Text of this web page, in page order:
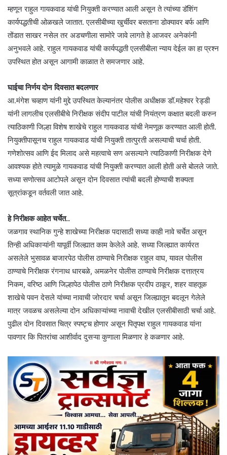
म्हणून राहुल गायकवाड यांची नियुक्ती करण्यात आली असून ते त्यांच्या डॅशिंग
कार्यपद्धतीची ओळखले जातात. एलसीबीच्या खुर्चीवर बसताना डोक्यावर बर्फ आणि
तोंडात साखर नसेल तर अडचणीला सामोरे जावे लागते हे आजवर अनेकांनी
अनुभवले आहे. राहुल गायकवाड यांची कार्यपद्धती एलसीबीला न्याय देईल का हा प्रश्न
उपस्थित होत असून आगामी काळात ते समजणार आहे.
घाईचा निर्णय दोन दिवसात बदलणार
आ.मंगेश चव्हाण यांनी मुद्दे उपस्थित केल्यानंतर पोलीस अधीक्षक डॉ.महेश्वर रेड्डी
यांनी लागलीच एलसीबीचे निरीक्षक संदीप पाटील यांची नियंत्रण कक्षात बदली करुन
त्याठिकाणी जिल्हा विशेष शाखेचे राहुल गायकवाड यांची नेमणूक करण्यात आली होती.
नियुक्तीपासूनच राहुल गायकवाड यांची नियुक्ती तात्पुरती असल्याची चर्चा होती.
गणेशोत्सव आणि ईद मिलाद असे महत्वाचे सण असल्याने त्याठिकाणी निरीक्षक देणे
आवश्यक होते त्यामुळे गायकवाड यांची नियुक्ती करण्यात आली होती असे बोलले जाते.
सध्या सणोत्सव आटोपले असून दोन दिवसात त्यांची बदली होण्याची शक्यता
सूत्रांकडून वर्तवली जात आहे.
हे निरीक्षक आहेत चर्चेत..
जळगाव स्थानिक गुन्हे शाखेच्या निरीक्षक पदासाठी सध्या काही नावे चर्चेत असून
तिन्ही अधिकाऱ्यांनी यापूर्वी जिल्ह्यात काम केलेले आहे. सध्या जिल्ह्यात कार्यरत
असलेले भुसावळ बाजारपेठ पोलीस ठाण्याचे निरीक्षक राहुल वाघ, यावल पोलीस
ठाण्याचे निरीक्षक रंगनाथ धारबळे, अमळनेर पोलीस ठाण्याचे निरीक्षक दत्तात्रय
निकम, वरिष्ठ आणि जिल्हापेठ पोलीस ठाणे निरीक्षक प्रदीप ठाकूर, शहर वाहतूक
शाखेचे पवन देसले यांच्या नावाची जोरदार चर्चा असून जिल्ह्यातून बदलून गेलेले
मात्र जवळच असलेल्या दोन अधिकाऱ्यांच्या नावाची देखील एलसीबीसाठी चर्चा आहे.
पुढील दोन दिवसात चित्र स्पष्ट्च होणार असून पितृपक्ष राहुल गायकवाड यांना
पावणार कि पितरांचा आशीर्वाद दुसऱ्या कुणाला मिळणार हे कळणार आहे.